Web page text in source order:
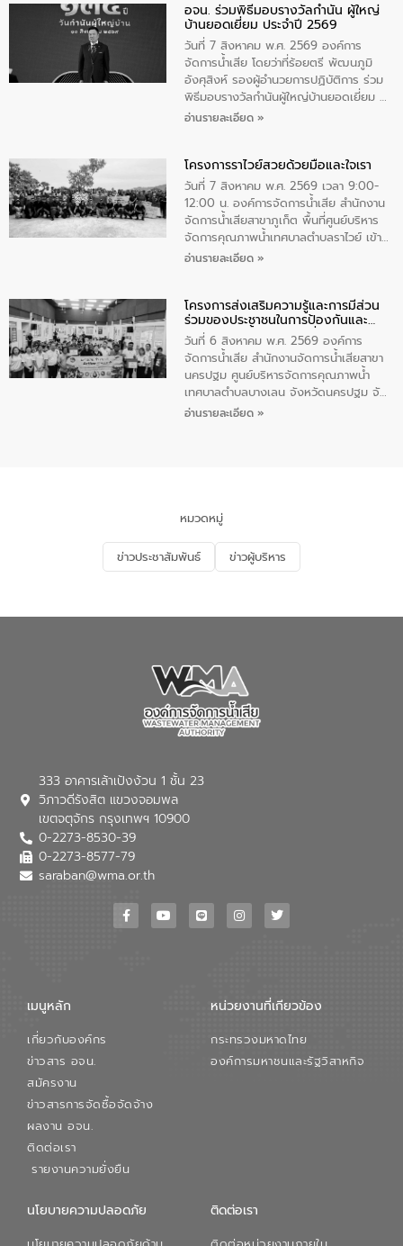
ทิพย์คำ รองผู้ว่าราชการจังหวัดมุกดาหาร
เป็นประธานในพิธี ณ เรือนจําชั่วคราวนาโสก
ตําบลนาโสก อําเภอเมืองมุกดาหาร จังหวัด
มุกดาหาร โดยในกิจกรรมได้ร่วมปลูกป่า และ
ทําความสะอาดภายในบริเวณ จัดกิจกรรม
เพื่อถวายเป็นพระราชกุศล สมเด็จพระนาง
เจ้าสิริกิติ์พระบรมราชินีนาถ พระบรมราช
อจน. ร่วมพิธีมอบรางวัลกำนัน ผู้ใหญ่
บ้านยอดเยี่ยม ประจำปี 2569
วันที่ 7 สิงหาคม พ.ศ. 2569 องค์การ
จัดการน้ำเสีย โดยว่าที่ร้อยตรี พัฒนภูมิ
อังศุสิงห์ รองผู้อำนวยการปฏิบัติการ ร่วม
พิธีมอบรางวัลกำนันผู้ใหญ่บ้านยอดเยี่ยม ณ
ทำเนียบรัฐบาล โดยมีนายอนุทิน ชาญวีรกูล
ทองคำและประกาศเกียรติคุณให้แก่ กำนัน
ผู้ใหญ่บ้านยอดเยี่ยม พร้อมกล่าวชื่นชม ให้
โอวาท และมอบนโยบาย
อ่านรายละเอียด »
โครงการราไวย์สวยด้วยมือและใจเรา
วันที่ 7 สิงหาคม พ.ศ. 2569 เวลา 9:00-
12:00 น. องค์การจัดการน้ำเสีย สำนักงาน
จัดการน้ำเสียสาขาภูเก็ต พื้นที่ศูนย์บริหาร
จัดการคุณภาพน้ำเทศบาลตำบลราไวย์ เข้า
ร่วมโครงการราไวย์สวยด้วยมือและใจเรา
ประชาชน ตัวแทนจากโรงแรมต่างๆ ในเขต
เทศบาลตำบลราไวย์ ศูนย์บริหารจัดการ
คุณภาพน้ำเทศบาลตำบลราไวย์ นำโดยนาย
น้อย แก้วเศษ ผู้จัดการสำนักงานจัดการน้ำ
เสียสาขาภูเก็ต พร้อมด้วยเจ้าหน้าที่ จำนวน
5 คน ร่วมทำกิจกรรม ทำความสะอาด
ชายหาดและแหล่งท่องเที่ยว ณ บริเวณ
อ่านรายละเอียด »
โครงการส่งเสริมความรู้และการมีส่วน
ร่วมของประชาชนในการป้องกันและ
แก้ไขปัญหาน้ำเสียอย่างยั่งยืน
วันที่ 6 สิงหาคม พ.ศ. 2569 องค์การ
จัดการน้ำเสีย สำนักงานจัดการน้ำเสียสาขา
นครปฐม ศูนย์บริหารจัดการคุณภาพน้ำ
เทศบาลตำบลบางเลน จังหวัดนครปฐม จัด
กิจกรรมภายใต้โครงการส่งเสริมความรู้และ
จัดการน้ำเสียและสร้างจิตสำนึกในการ
อนุรักษ์สิ่งแวดล้อม ในหัวข้อ “น้ำเสียชุมชน
และการบำบัดน้ำเสียเบื้องต้น” โดยให้ความรู้
เกี่ยวกับสาเหตุและผลกระทบของน้ำเสีย
ณ เทศบาลตำบลบางเลน จังหวัดนครปฐม
อ่านรายละเอียด »
หมวดหมู่
ข่าวประชาสัมพันธ์ ข่าวผู้บริหาร
333 อาคารเล้าเป้งง้วน 1 ชั้น 23
วิภาวดีรังสิต แขวงจอมพล
เขตจตุจักร กรุงเทพฯ 10900
0-2273-8530-39
0-2273-8577-79
saraban@wma.or.th
เมนูหลัก
เกี่ยวกับองค์กร
ข่าวสาร อจน.
สมัครงาน
ข่าวสารการจัดซื้อจัดจ้าง
ผลงาน อจน.
ติดต่อเรา
รายงานความยั่งยืน
หน่วยงานที่เกียวข้อง
กระทรวงมหาดไทย
องค์การมหาชนและรัฐวิสาหกิจ
นโยบายความปลอดภัย ติดต่อเรา